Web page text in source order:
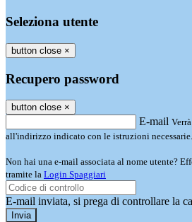
Seleziona utente
button close ×
Recupero password
button close ×
E-mail
all'indirizzo indicato con le istruzioni necessarie.
Non hai una e-mail associata al nome utente?
tramite la Login Spaggiari
E-mail inviata, si prega di controllare la